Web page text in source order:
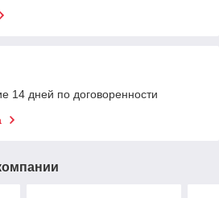
14 дней по договоренности